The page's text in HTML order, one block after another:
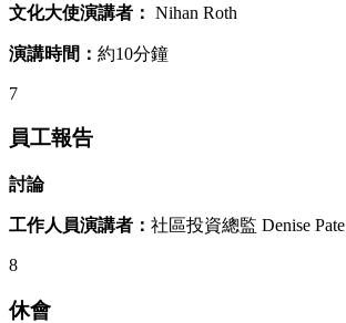
文化大使演講者： Nihan Roth
演講時間： 約10分鐘
7
員工報告
討論
工作人員演講者： 社區投資總監 Denise Pate
8
休會